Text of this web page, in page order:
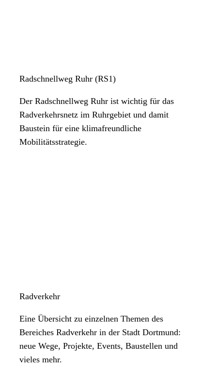
Radschnellweg Ruhr (RS1)
Der Radschnellweg Ruhr ist wichtig für das
Radverkehrsnetz im Ruhrgebiet und damit
Baustein für eine klimafreundliche
Mobilitätsstrategie.
Radverkehr
Eine Übersicht zu einzelnen Themen des
Bereiches Radverkehr in der Stadt Dortmund:
neue Wege, Projekte, Events, Baustellen und
vieles mehr.